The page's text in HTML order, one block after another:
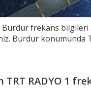
Burdur frekans bilgileri
Burdur konumunda
TRT RADYO 1